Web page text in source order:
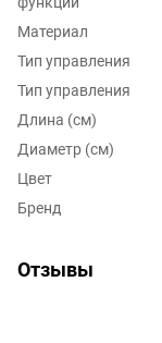
Материал
Тип управления
Тип управления
Длина (см)
Диаметр (см)
Цвет
Бренд
Отзывы